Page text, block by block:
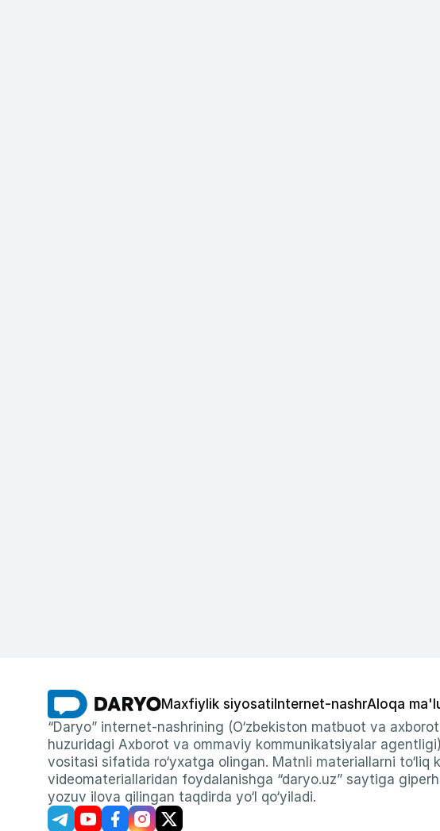
Maxfiylik siyosati Internet-nashrAloqa
“Daryo” internet-nashrining (O‘zbekiston matbuot va
huzuridagi Axborot va ommaviy kommunikatsiyalar
vositasi sifatida ro‘yxatga olingan. Matnli materiallarni
videomateriallaridan foydalanishga “daryo.uz” saytiga
yozuv ilova qilingan taqdirda yo‘l qo‘yiladi.